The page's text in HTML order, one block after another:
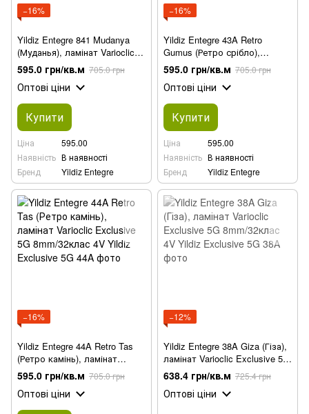
−16%
Yildiz Entegre 841 Mudanya
(Муданья), ламінат Varioclic
Exclusive 5G 8mm/32клас 4V
595.0 грн/кв.м 705.0 грн
Оптові ціни
Купити
Ціна
595.00
Наявність В наявності
Бренд
Yildiz Entegre
−16%
Yildiz Entegre 43A Retro
Gumus (Ретро срібло),
ламінат Varioclic Exclusive 5G
8mm/32клас 4V
595.0 грн/кв.м 705.0 грн
Оптові ціни
Купити
Ціна
595.00
Наявність В наявності
Бренд
Yildiz Entegre
−16%
Yildiz Entegre 44A Retro Tas
(Ретро камінь), ламінат
Varioclic Exclusive 5G
8mm/32клас 4V
595.0 грн/кв.м 705.0 грн
Оптові ціни
−12%
Yildiz Entegre 38A Giza (Гіза),
ламінат Varioclic Exclusive 5G
8mm/32клас 4V
638.4 грн/кв.м 725.4 грн
Оптові ціни